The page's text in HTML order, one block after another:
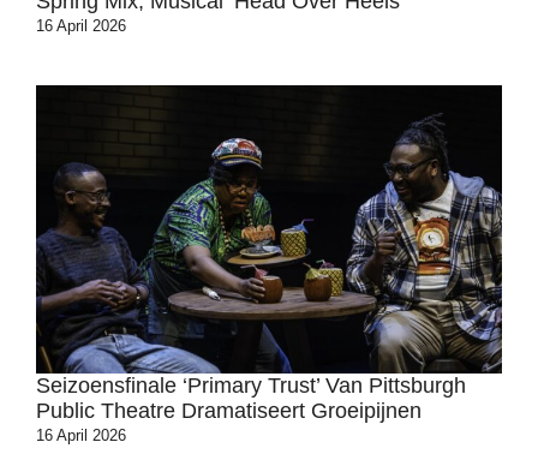
16 April 2026
Seizoensfinale ‘Primary Trust’ Van Pittsburgh
Public Theatre Dramatiseert Groeipijnen
16 April 2026